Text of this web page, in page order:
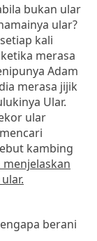
bukan ular
ular?
kali
merasa
Adam
merasa jijik
Ular.
ular
kambing
berani